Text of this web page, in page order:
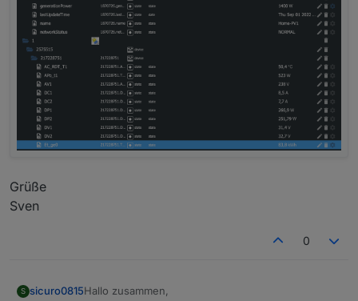
Grüße
Sven
0
S sicuro0815Hallo zusammen,